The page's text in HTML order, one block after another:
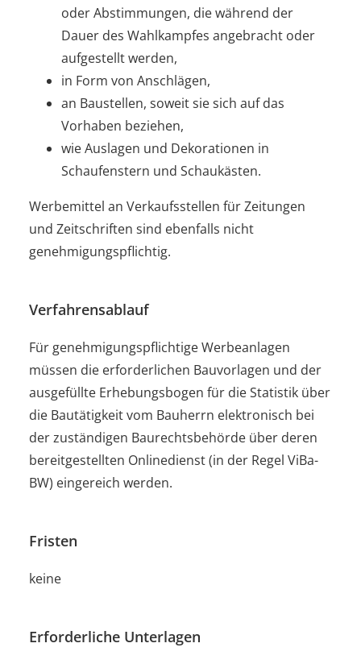
oder Abstimmungen, die während der
Dauer des Wahlkampfes angebracht oder
aufgestellt werden,
in Form von Anschlägen,
an Baustellen, soweit sie sich auf das
Vorhaben beziehen,
wie Auslagen und Dekorationen in
Schaufenstern und Schaukästen.
Werbemittel an Verkaufsstellen für Zeitungen
und Zeitschriften sind ebenfalls nicht
genehmigungspflichtig.
Verfahrensablauf
Für genehmigungspflichtige Werbeanlagen
müssen die erforderlichen Bauvorlagen und der
ausgefüllte Erhebungsbogen für die Statistik über
die Bautätigkeit vom Bauherrn elektronisch bei
der zuständigen Baurechtsbehörde über deren
bereitgestellten Onlinedienst (in der Regel ViBa-
BW) eingereich werden.
Fristen
keine
Erforderliche Unterlagen